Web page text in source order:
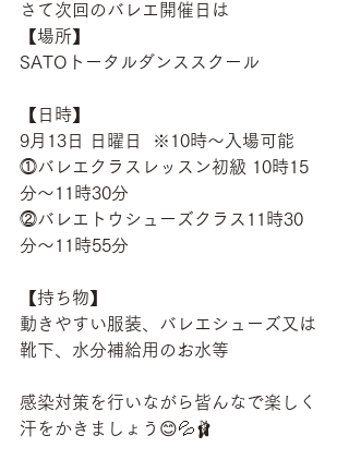
さて次回のバレエ開催日は
【場所】
SATOトータルダンススクール
【日時】
9月13日 日曜日  ※10時〜入場可能
⓵バレエクラスレッスン初級 10時15
分〜11時30分
⓶バレエトウシューズクラス11時30
分〜11時55分
【持ち物】
動きやすい服装、バレエシューズ又は
靴下、水分補給用のお水等
感染対策を行いながら皆んなで楽しく
汗をかきましょう😊💦🩰